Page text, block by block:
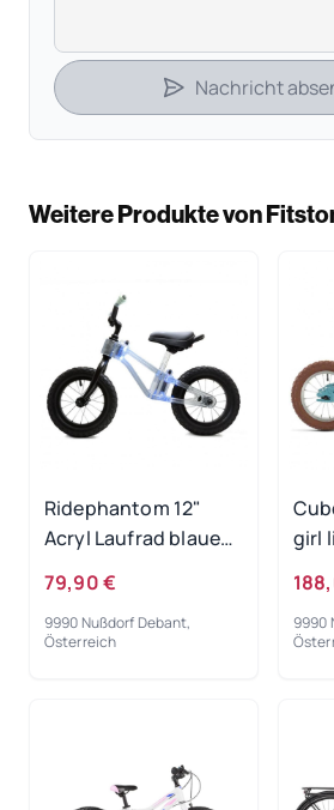
Nachricht
Weitere Produkte von
Ridephantom 12"
Acryl Laufrad blaues
79,90 €
9990 Nußdorf Debant,
Österreich
girl
9990